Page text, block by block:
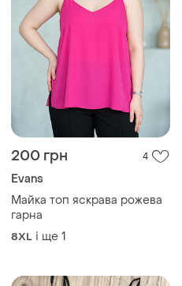
200 грн 4
Evans
Майка топ яскрава рожева
гарна
8XL і ще 1